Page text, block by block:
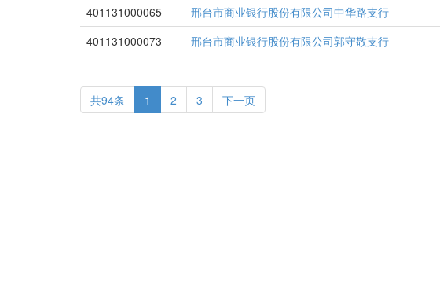
401131000065
邢台市商业银行股份有限公司中华路支行
401131000073
邢台市商业银行股份有限公司郭守敬支行
共94条 1 2 3 下一页